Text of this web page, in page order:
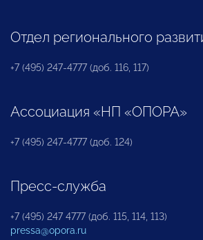
Отдел регионального
+7 (495) 247-4777 (доб. 116, 117)
Ассоциация «НП «ОПОРА»
+7 (495) 247-4777 (доб. 124)
Пресс-служба
+7 (495) 247 4777 (доб. 115, 114, 113)
pressa@opora.ru